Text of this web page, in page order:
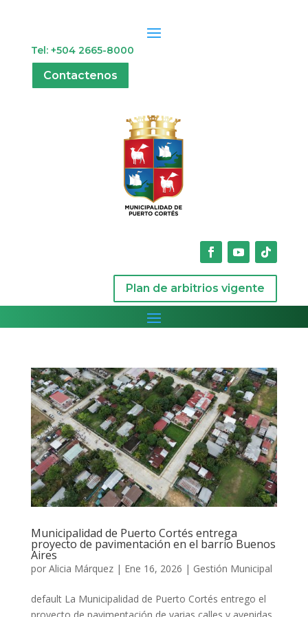
Tel: +504 2665-8000
Contactenos
Plan de arbitrios vigente
Municipalidad de Puerto Cortés entrega
proyecto de pavimentación en el barrio Buenos
Aires
por Alicia Márquez| Ene 16, 2026 | Gestión Municipal
default La Municipalidad de Puerto Cortés entrego el